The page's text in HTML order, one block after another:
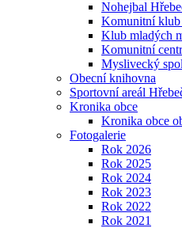
Nohejbal
Komunitní
Klub mladých
Komunitní
Myslivecký
Obecní knihovna
Sportovní areál
Kronika obce
Kronika obce
Fotogalerie
Rok 2026
Rok 2025
Rok 2024
Rok 2023
Rok 2022
Rok 2021